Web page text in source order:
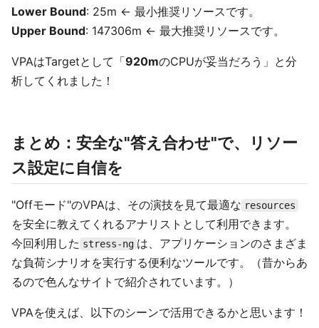
Lower Bound: 25m ← 最小推奨リソースです。
Upper Bound: 147306m ← 最大推奨リソースです。
VPAはTargetとして「920mのCPUが妥当だろう」と分
析してくれました！
まとめ：安全な"答え合わせ"で、リソー
ス設定に自信を
"Offモード"のVPAは、その演技を見て最適な resources
を安全に教えてくれるアナリストとして利用できます。
今回利用した stress-ng は、アプリケーションのさまざま
な負荷シナリオを実行する便利なツールです。（昔からあ
るので色んなサイトで紹介されています。）
VPAを使えば、以下のシーンで活用できるかと思います！